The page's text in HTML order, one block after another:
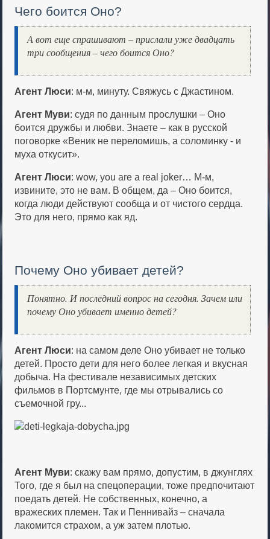
Чего боится Оно?
А вот еще спрашивают – прислали уже двадцать
три сообщения – чего боится Оно?
Агент Люси: м-м, минуту. Свяжусь с Джастином.
Агент Муви: судя по данным прослушки – Оно
боится дружбы и любви. Знаете – как в русской
поговорке «Веник не переломишь, а соломинку - и
муха откусит».
Агент Люси: wow, you are a real joker… М-м,
извините, это не вам. В общем, да – Оно боится,
когда люди действуют сообща и от чистого сердца.
Это для него, прямо как яд.
Почему Оно убивает детей?
Понятно. И последний вопрос на сегодня. Зачем или
почему Оно убивает именно детей?
Агент Люси: на самом деле Оно убивает не только
детей. Просто дети для него более легкая и вкусная
добыча. На фестивале независимых детских
фильмов в Портсмунте, где мы отрывались со
съемочной гру...
Агент Муви: скажу вам прямо, допустим, в джунглях
Того, где я был на спецоперации, тоже предпочитают
поедать детей. Не собственных, конечно, а
вражеских племен. Так и Пеннивайз – сначала
лакомится страхом, а уж затем плотью.